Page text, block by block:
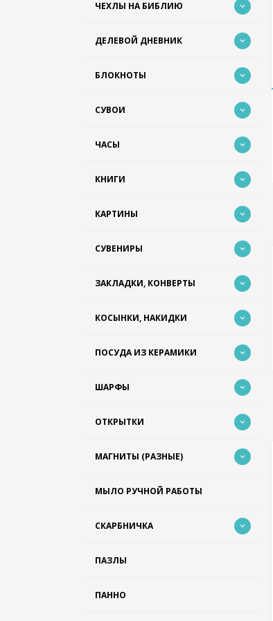
ЧЕХЛЫ НА БИБЛИЮ
ДЕЛЕВОЙ ДНЕВНИК
БЛОКНОТЫ
СУВОИ
ЧАСЫ
КНИГИ
КАРТИНЫ
СУВЕНИРЫ
ЗАКЛАДКИ, КОНВЕРТЫ
КОСЫНКИ, НАКИДКИ
ПОСУДА ИЗ КЕРАМИКИ
ШАРФЫ
ОТКРЫТКИ
МАГНИТЫ (РАЗНЫЕ)
МЫЛО РУЧНОЙ РАБОТЫ
СКАРБНИЧКА
ПАЗЛЫ
ПАННО